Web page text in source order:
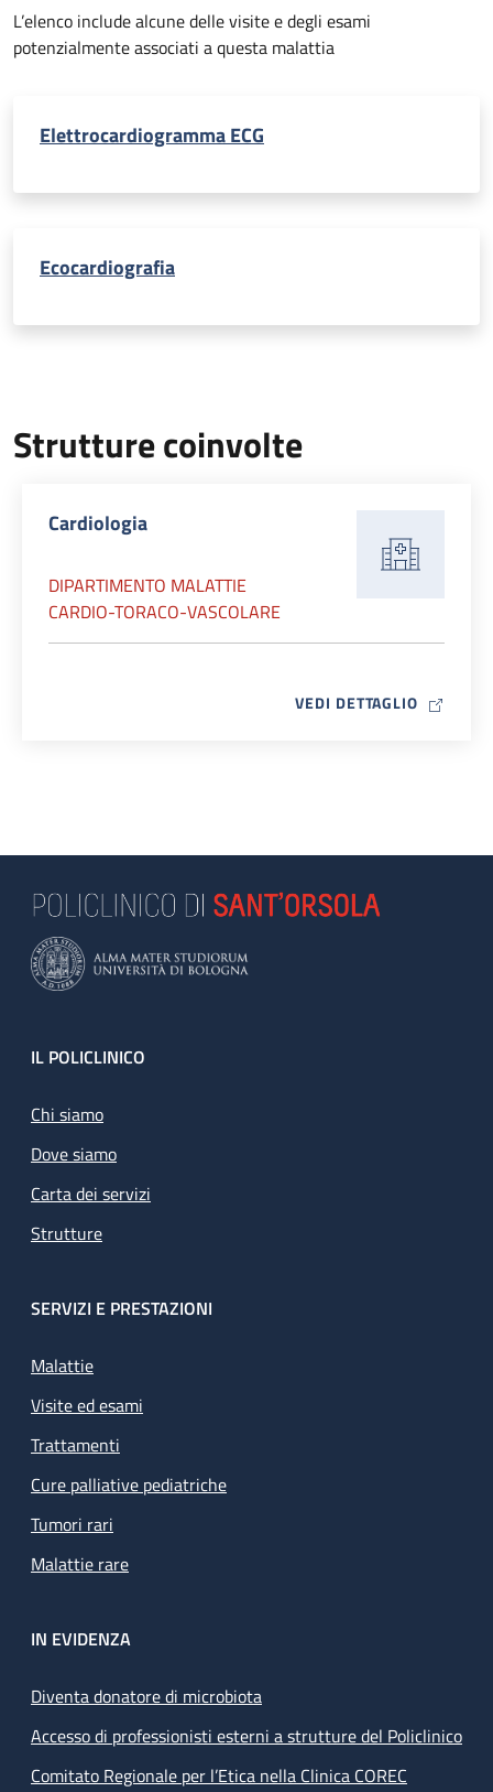
L’elenco include alcune delle visite e degli esami
potenzialmente associati a questa malattia
Elettrocardiogramma ECG
Ecocardiografia
Strutture coinvolte
Cardiologia
DIPARTIMENTO MALATTIE
CARDIO-TORACO-VASCOLARE
VEDI DETTAGLIO MAP ICON
Footer
IL POLICLINICO
Chi siamo
Dove siamo
Carta dei servizi
Strutture
SERVIZI E PRESTAZIONI
Malattie
Visite ed esami
Trattamenti
Cure palliative pediatriche
Tumori rari
Malattie rare
IN EVIDENZA
Diventa donatore di microbiota
Accesso di professionisti esterni a strutture del Policlinico
Comitato Regionale per l’Etica nella Clinica COREC